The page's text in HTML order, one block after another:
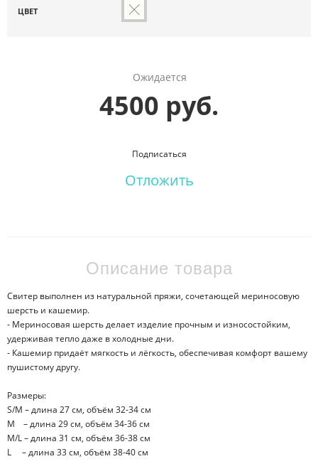
ЦВЕТ
Ожидается
4500 руб.
Подписаться
Отложить
Описание товара
Свитер выполнен из натуральной пряжи, сочетающей мериносовую
шерсть и кашемир.
- Мериносовая шерсть делает изделие прочным и износостойким,
удерживая тепло даже в холодные дни.
- Кашемир придаёт мягкость и лёгкость, обеспечивая комфорт вашему
пушистому другу.
Размеры:
S/M – длина 27 см, объём 32-34 см
M – длина 29 см, объём 34-36 см
M/L – длина 31 см, объём 36-38 см
L – длина 33 см, объём 38-40 см